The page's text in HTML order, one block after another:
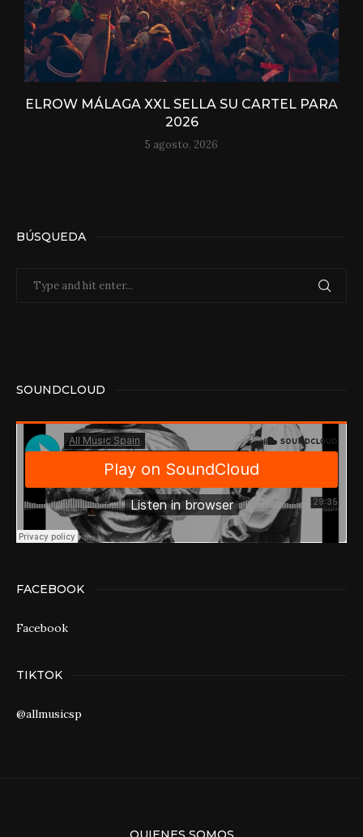
ELROW MÁLAGA XXL SELLA SU CARTEL PARA
2026
5 agosto, 2026
BÚSQUEDA
SOUNDCLOUD
FACEBOOK
Facebook
TIKTOK
@allmusicsp